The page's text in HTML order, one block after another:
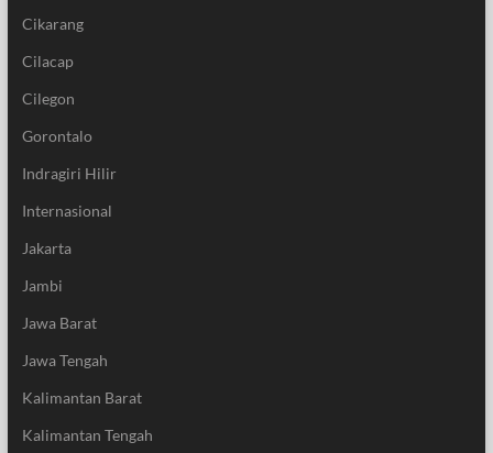
Cikarang
Cilacap
Cilegon
Gorontalo
Indragiri Hilir
Internasional
Jakarta
Jambi
Jawa Barat
Jawa Tengah
Kalimantan Barat
Kalimantan Tengah